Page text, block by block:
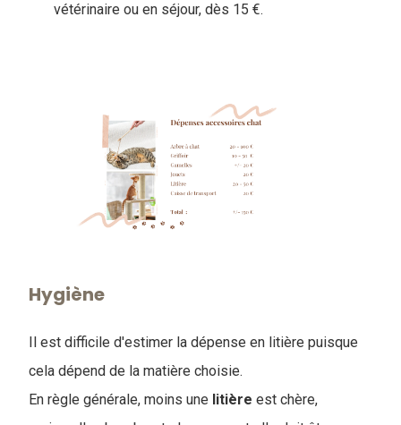
vétérinaire ou en séjour, dès 15 €.
Hygiène
Il est difficile d'estimer la dépense en litière puisque
cela dépend de la matière choisie.
En règle générale, moins une litière est chère,